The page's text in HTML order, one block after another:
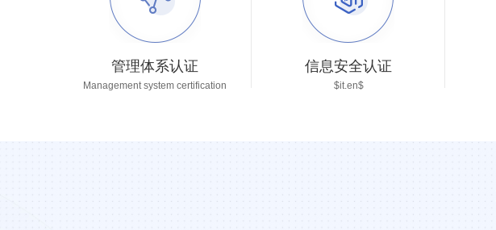
管理体系认证
Management system certification
信息安全认证
$it.en$